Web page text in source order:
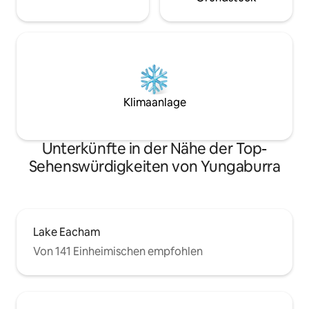
Klimaanlage
Unterkünfte in der Nähe der Top-
Sehenswürdigkeiten von Yungaburra
Lake Eacham
Von 141 Einheimischen empfohlen